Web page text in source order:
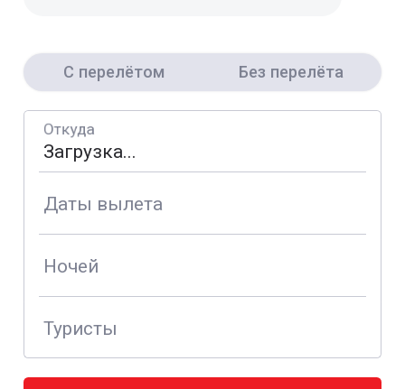
С перелётом Без перелёта
Откуда
Даты вылета
Ночей
Туристы